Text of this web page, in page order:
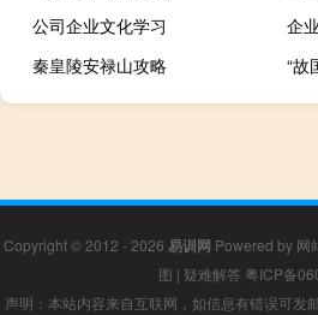
公司企业文化学习
企
秦皇陵安禄山攻略
“故
Copyright © 2012 - 2026 易训网 Powered by 网
图 | 疑难解答 粤ICP备
声明：本站内容来自互联网，如信息有错误可发